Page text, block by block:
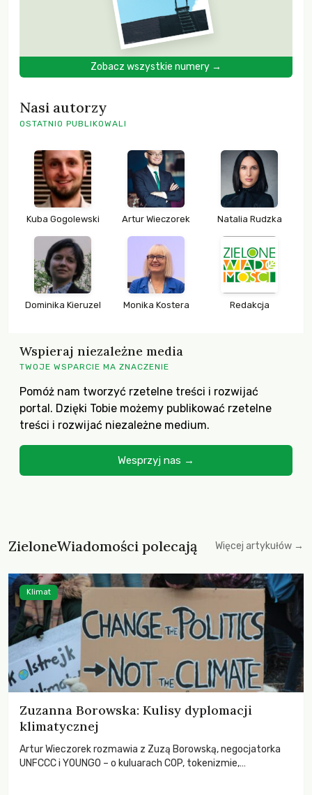
Zobacz wszystkie numery →
Nasi autorzy
OSTATNIO PUBLIKOWALI
Kuba Gogolewski Artur Wieczorek Natalia Rudzka
Dominika Kieruzel Monika Kostera Redakcja
Wspieraj niezależne media
TWOJE WSPARCIE MA ZNACZENIE
Pomóż nam tworzyć rzetelne treści i rozwijać
portal. Dzięki Tobie możemy publikować rzetelne
treści i rozwijać niezależne medium.
Wesprzyj nas →
ZieloneWiadomości polecają Więcej artykułów →
Zuzanna Borowska: Kulisy dyplomacji
klimatycznej
Artur Wieczorek rozmawia z Zuzą Borowską, negocjatorka
UNFCCC i YOUNGO – o kuluarach COP, tokenizmie,
Klimat